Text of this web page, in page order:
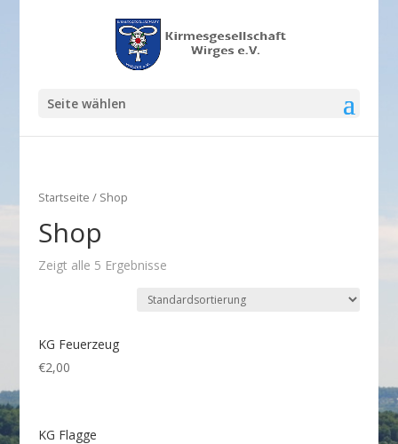
Seite wählen
Startseite / Shop
Shop
Zeigt alle 5 Ergebnisse
KG Feuerzeug
€2,00
KG Flagge